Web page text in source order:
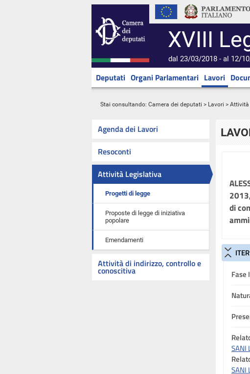
XVIII
dal 23/03/2018 - al 12/
Deputati Organi Parlamentari Lavori
Stai consultando: Camera dei deputati > Lavori > Attività
Agenda dei Lavori
Resoconti
Attività Legislativa
Progetti di legge
Proposte di legge di iniziativa
popolare
Emendamenti
Attività di indirizzo, controllo e
conoscitiva
di
ITER
Fase
SANI
SANI